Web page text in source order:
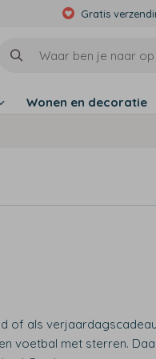
Gratis
Wonen en decoratie
of als
voetbal met sterren.